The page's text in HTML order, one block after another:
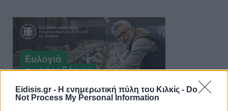
Eidisis.gr - Η ενημερωτική πύλη του Κιλκίς - Do
Not Process My Personal Information